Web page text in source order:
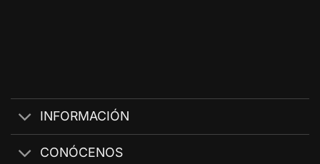
INFORMACIÓN
CONÓCENOS